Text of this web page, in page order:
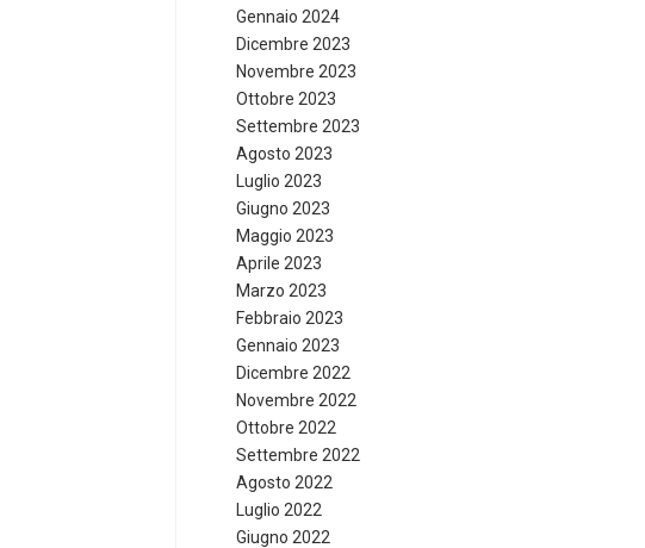
Gennaio 2024
Dicembre 2023
Novembre 2023
Ottobre 2023
Settembre 2023
Agosto 2023
Luglio 2023
Giugno 2023
Maggio 2023
Aprile 2023
Marzo 2023
Febbraio 2023
Gennaio 2023
Dicembre 2022
Novembre 2022
Ottobre 2022
Settembre 2022
Agosto 2022
Luglio 2022
Giugno 2022